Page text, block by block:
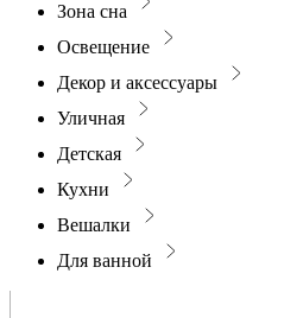
Зона сна
Освещение
Декор и аксессуары
Уличная
Детская
Кухни
Вешалки
Для ванной